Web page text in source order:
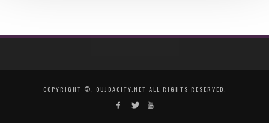
COPYRIGHT ©, OUJDACITY.NET ALL RIGHTS RESERVED.